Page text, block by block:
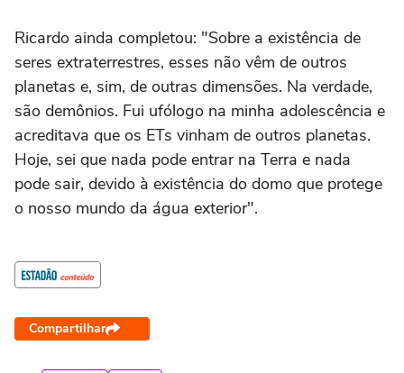
Ricardo ainda completou: "Sobre a existência de
seres extraterrestres, esses não vêm de outros
planetas e, sim, de outras dimensões. Na verdade,
são demônios. Fui ufólogo na minha adolescência e
acreditava que os ETs vinham de outros planetas.
Hoje, sei que nada pode entrar na Terra e nada
pode sair, devido à existência do domo que protege
o nosso mundo da água exterior".
Compartilhar